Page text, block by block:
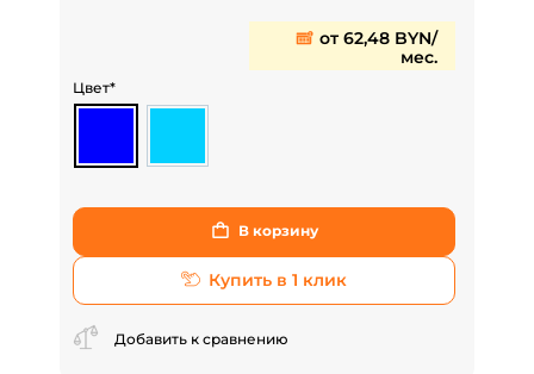
от 62,48 BYN/
мес.
Цвет*
В корзину
Купить в 1 клик
Добавить к сравнению